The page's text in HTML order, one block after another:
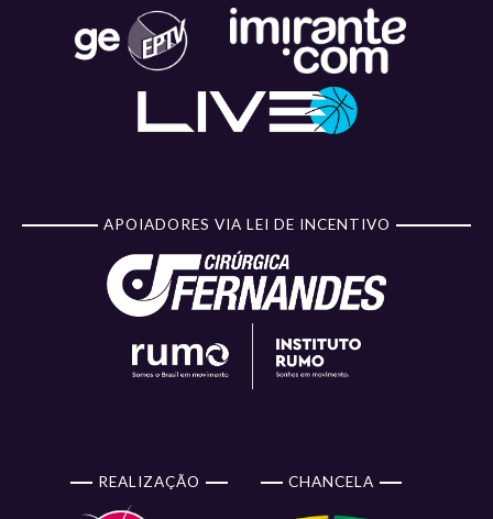
APOIADORES VIA LEI DE INCENTIVO
REALIZAÇÃO CHANCELA